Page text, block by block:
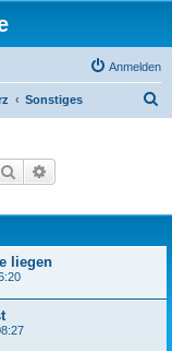
Anmelden
Sonstiges
Suche
liegen